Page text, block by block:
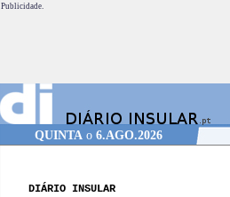
Publicidade.
QUINTA o 6.AGO.2026
DIÁRIO INSULAR